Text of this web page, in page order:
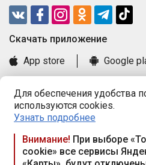
Для обеспечения удобства
используются cookies.
Узнать подробнее
Внимание! При выборе
cookie» все сервисы
Cкачать приложение
App store
Google
Книга замечаний и предложений
Правила и документы
Praca.by © 2000—2026, ООО
Республика Беларусь, 220114, г.
117а, пом. № 9.